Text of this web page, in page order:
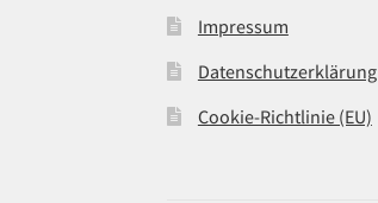
Impressum
Datenschutzerklärung
Cookie-Richtlinie (EU)